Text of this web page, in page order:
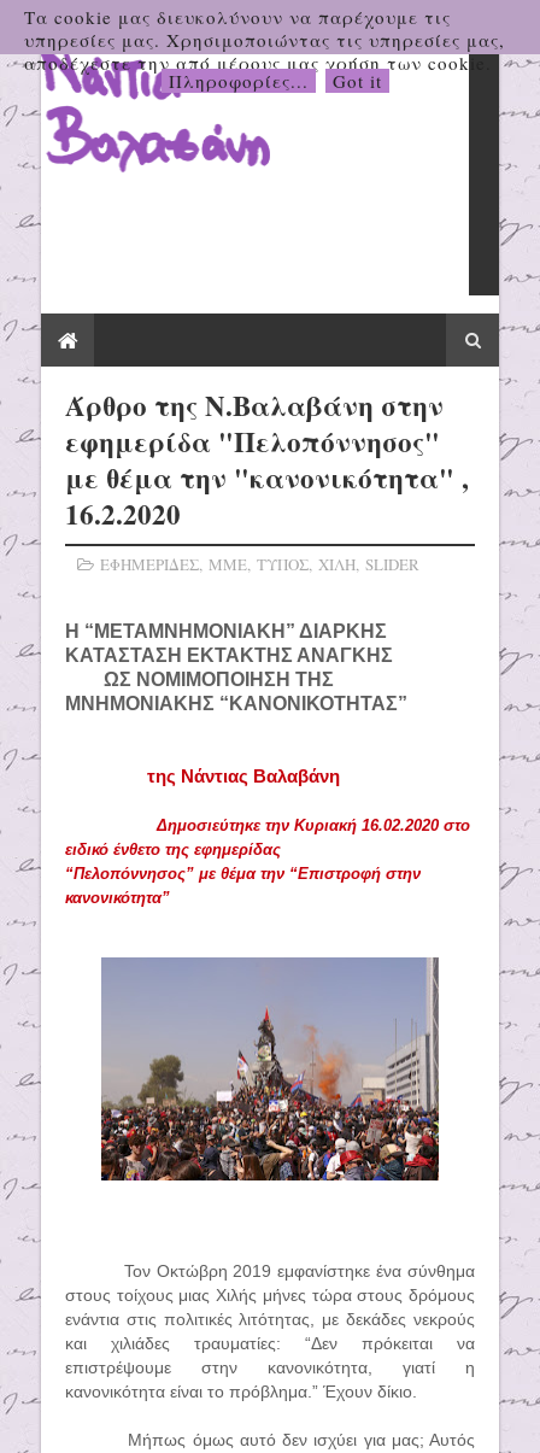
Άρθρο της Ν.Βαλαβάνη στην
εφημερίδα "Πελοπόννησος"
με θέμα την "κανονικότητα" ,
16.2.2020
ΕΦΗΜΕΡΙΔΕΣ, ΜΜΕ, ΤΥΠΟΣ, ΧΙΛΗ, SLIDER
Η “ΜΕΤΑΜΝΗΜΟΝΙΑΚΗ” ΔΙΑΡΚΗΣ
ΚΑΤΑΣΤΑΣΗ ΕΚΤΑΚΤΗΣ ΑΝΑΓΚΗΣ
ΩΣ ΝΟΜΙΜΟΠΟΙΗΣΗ ΤΗΣ
ΜΝΗΜΟΝΙΑΚΗΣ “ΚΑΝΟΝΙΚΟΤΗΤΑΣ”
της Νάντιας Βαλαβάνη
Δημοσιεύτηκε την Κυριακή 16.02.2020 στο
ειδικό ένθετο της εφημερίδας
“Πελοπόννησος” με θέμα την “Επιστροφή στην
κανονικότητα”
Τον Οκτώβρη 2019 εμφανίστηκε ένα σύνθημα
στους τοίχους μιας Χιλής μήνες τώρα στους δρόμους
ενάντια στις πολιτικές λιτότητας, με δεκάδες νεκρούς
και χιλιάδες τραυματίες: “Δεν πρόκειται να
επιστρέψουμε στην κανονικότητα, γιατί η
κανονικότητα είναι το πρόβλημα.” Έχουν δίκιο.
Μήπως όμως αυτό δεν ισχύει για μας; Αυτός
Τα cookie μας διευκολύνουν να παρέχουμε τις
υπηρεσίες μας. Χρησιμοποιώντας τις υπηρεσίες μας,
αποδέχεστε την από μέρους μας χρήση των cookie.
Πληροφορίες... Got it